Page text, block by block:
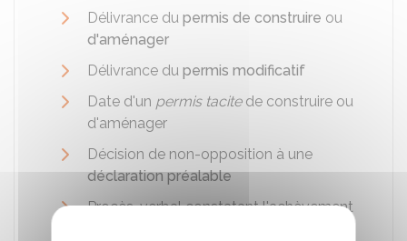
Délivrance du permis de construire ou
d'aménager
Délivrance du permis modificatif
Date d'un permis tacitede construire ou
d'aménager
Décision de non-opposition à une
déclaration préalable
Procès-verbal constatant l'achèvement